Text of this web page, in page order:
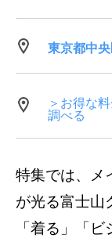
東京都中
＞お得な
調べる
特集では、メ
が光る富士山
「着る」「